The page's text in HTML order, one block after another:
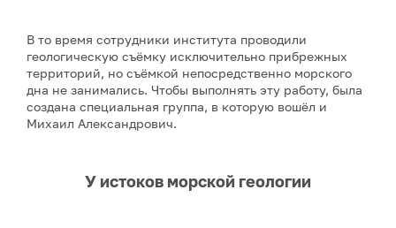
В то время сотрудники института проводили
геологическую съёмку исключительно прибрежных
территорий, но съёмкой непосредственно морского
дна не занимались. Чтобы выполнять эту работу, была
создана специальная группа, в которую вошёл и
Михаил Александрович.
У истоков морской геологии